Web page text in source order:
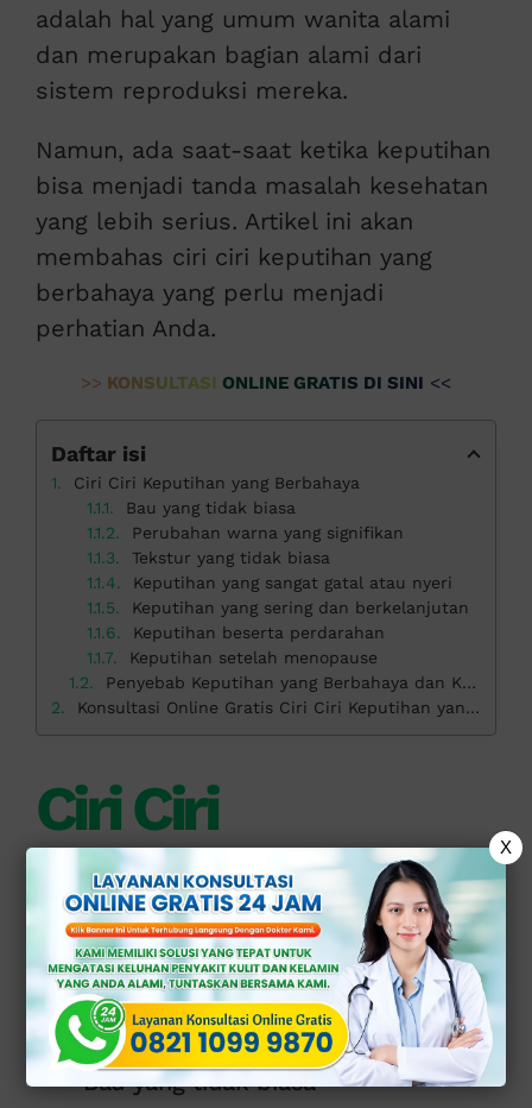
adalah hal yang umum wanita alami
dan merupakan bagian alami dari
sistem reproduksi mereka.
Namun, ada saat-saat ketika keputihan
bisa menjadi tanda masalah kesehatan
yang lebih serius. Artikel ini akan
membahas ciri ciri keputihan yang
berbahaya yang perlu menjadi
perhatian Anda.
>> KONSULTASI ONLINE GRATIS DI SINI <<
Daftar isi
Ciri Ciri Keputihan yang Berbahaya
Bau yang tidak biasa
Perubahan warna yang signifikan
Tekstur yang tidak biasa
Keputihan yang sangat gatal atau nyeri
Keputihan yang sering dan berkelanjutan
Keputihan beserta perdarahan
Keputihan setelah menopause
Penyebab Keputihan yang Berbahaya dan Kapan Harus Berkonsultasi?
Konsultasi Online Gratis Ciri Ciri Keputihan yang Berbahaya di Klinik Apollo
Ciri Ciri
Keputihan yang
Berbahaya
Inilah ciri cirinya:
Bau yang tidak biasa
X